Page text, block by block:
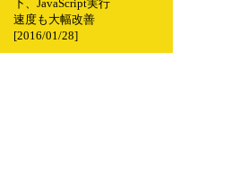
下、JavaScript実行
速度も大幅改善
[2016/01/28]